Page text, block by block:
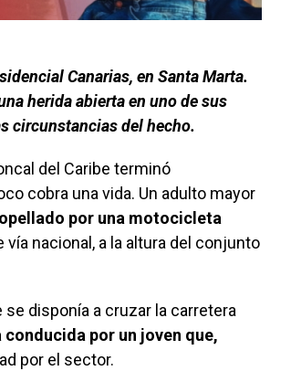
Canarias, en Santa Marta.
herida abierta en uno de sus
circunstancias del hecho.
del Caribe terminó
cobra una vida. Un adulto mayor
por una motocicleta
vía nacional, a la altura del conjunto
disponía a cruzar la carretera
por un joven que,
por el sector.